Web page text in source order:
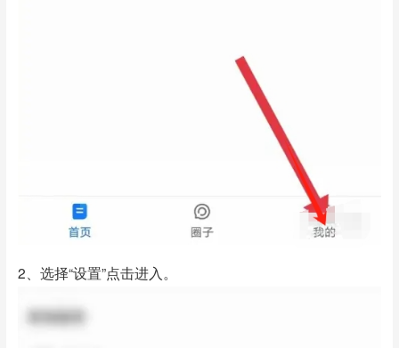
2、选择“设置”点击进入。